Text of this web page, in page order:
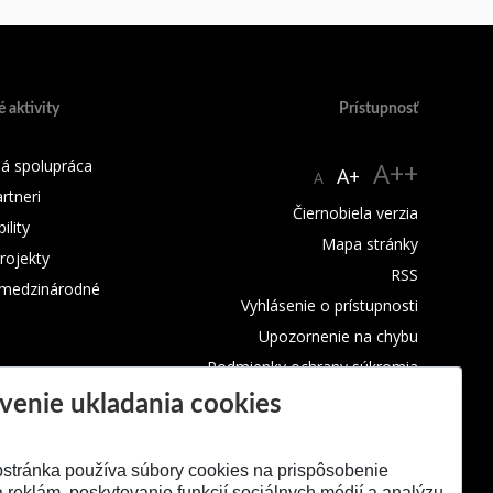
aktivity
spolupráca
Prístupnosť
A A+ A++
Čiernobiela verzia
Mapa stránky
RSS
Vyhlásenie o prístupnosti
Upozornenie na chybu
Podmienky ochrany súkromia
Využívanie súborov cookies
ukladania cookies
používa súbory cookies na prispôsobenie